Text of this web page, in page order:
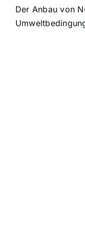
Der Anbau von